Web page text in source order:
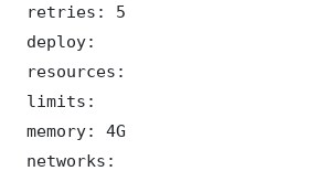
retries: 5
deploy:
resources:
limits:
memory: 4G
networks: